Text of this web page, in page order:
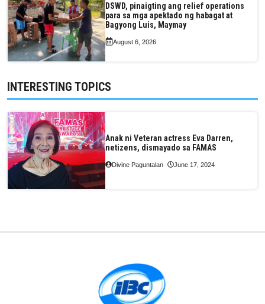
DSWD, pinaigting ang relief operations
para sa mga apektado ng habagat at
Bagyong Luis, Maymay
August 6, 2026
INTERESTING TOPICS
Anak ni Veteran actress Eva Darren,
netizens, dismayado sa FAMAS
Divine Paguntalan June 17, 2024